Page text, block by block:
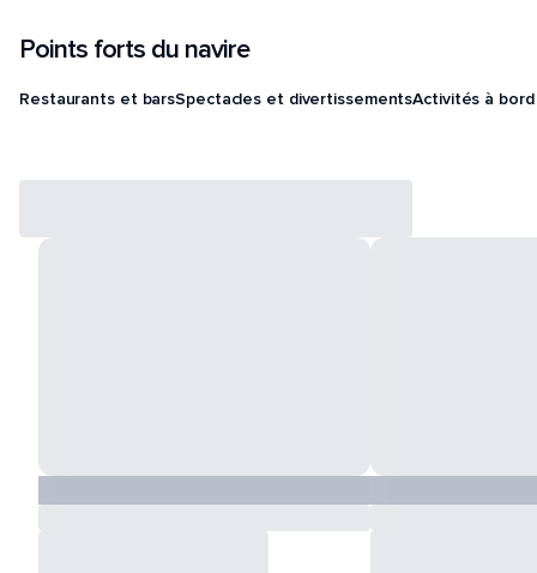
Points forts du navire
Restaurants et barsSpectacles et divertissementsActivités à bord